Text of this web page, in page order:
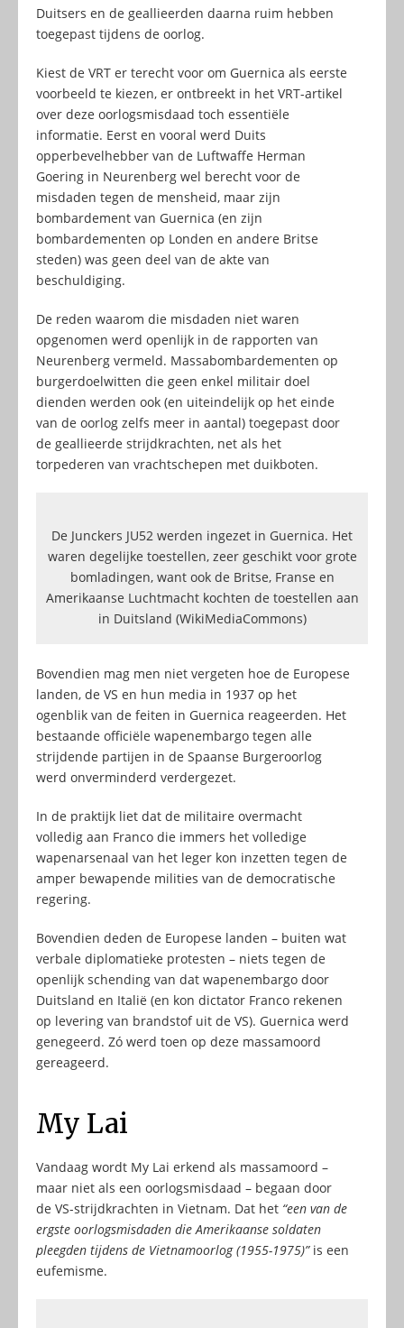
Duitsers en de geallieerden daarna ruim hebben
toegepast tijdens de oorlog.
Kiest de VRT er terecht voor om Guernica als eerste
voorbeeld te kiezen, er ontbreekt in het VRT-artikel
over deze oorlogsmisdaad toch essentiële
informatie. Eerst en vooral werd Duits
opperbevelhebber van de Luftwaffe Herman
Goering in Neurenberg wel berecht voor de
misdaden tegen de mensheid, maar zijn
bombardement van Guernica (en zijn
bombardementen op Londen en andere Britse
steden) was geen deel van de akte van
beschuldiging.
De reden waarom die misdaden niet waren
opgenomen werd openlijk in de rapporten van
Neurenberg vermeld. Massabombardementen op
burgerdoelwitten die geen enkel militair doel
dienden werden ook (en uiteindelijk op het einde
van de oorlog zelfs meer in aantal) toegepast door
de geallieerde strijdkrachten, net als het
torpederen van vrachtschepen met duikboten.
De Junckers JU52 werden ingezet in Guernica. Het
waren degelijke toestellen, zeer geschikt voor grote
bomladingen, want ook de Britse, Franse en
Amerikaanse Luchtmacht kochten de toestellen aan
in Duitsland (WikiMediaCommons)
Bovendien mag men niet vergeten hoe de Europese
landen, de VS en hun media in 1937 op het
ogenblik van de feiten in Guernica reageerden. Het
bestaande officiële wapenembargo tegen alle
strijdende partijen in de Spaanse Burgeroorlog
werd onverminderd verdergezet.
In de praktijk liet dat de militaire overmacht
volledig aan Franco die immers het volledige
wapenarsenaal van het leger kon inzetten tegen de
amper bewapende milities van de democratische
regering.
Bovendien deden de Europese landen – buiten wat
verbale diplomatieke protesten – niets tegen de
openlijk schending van dat wapenembargo door
Duitsland en Italië (en kon dictator Franco rekenen
op levering van brandstof uit de VS). Guernica werd
genegeerd. Zó werd toen op deze massamoord
gereageerd.
My Lai
Vandaag wordt My Lai erkend als massamoord –
maar niet als een oorlogsmisdaad – begaan door
de VS-strijdkrachten in Vietnam. Dat het “een van de
ergste oorlogsmisdaden die Amerikaanse soldaten
pleegden tijdens de Vietnamoorlog (1955-1975)”is een
eufemisme.